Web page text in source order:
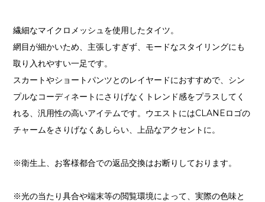
繊細なマイクロメッシュを使用したタイツ。
網目が細かいため、主張しすぎず、モードなスタイリングにも
取り入れやすい一足です。
スカートやショートパンツとのレイヤードにおすすめで、シン
プルなコーディネートにさりげなくトレンド感をプラスしてく
れる、汎用性の高いアイテムです。ウエストにはCLANEロゴの
チャームをさりげなくあしらい、上品なアクセントに。
※衛生上、お客様都合での返品交換はお断りしております。
※光の当たり具合や端末等の閲覧環境によって、実際の色味と